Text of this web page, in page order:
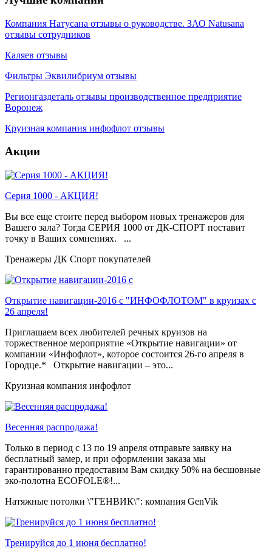
Компания Натусана отзывы о руководстве. ЗАО Natusana
отзывы сотрудников
Каляев отзывы
Фильтры Эквилибриум отзывы
Регионгаздеталь отзывы производственное предприятие
Воронеж
Круизная компания инфофлот отзывы
Акции
Серия 1000 - АКЦИЯ!
Вы все еще стоите перед выбором новых тренажеров для
Вашего зала? Тогда СЕРИЯ 1000 от ДК-СПОРТ поставит
точку в Ваших сомнениях. ...
Тренажеры ДК Спорт покупателей
Открытие навигации-2016 с "ИНФОФЛОТОМ" в круизах с
26 апреля!
Приглашаем всех любителей речных круизов на
торжественное мероприятие «Открытие навигации» от
компании «Инфофлот», которое состоится 26-го апреля в
Городце.* Открытие навигации – это...
Круизная компания инфофлот
Весенняя распродажа!
Только в период c 13 по 19 апреля отправьте заявку на
бесплатный замер, и при оформлении заказа мы
гарантированно предоставим Вам скидку 50% на бесшовные
эко-полотна ECOFOLE®!...
Натяжные потолки \"ГЕНВИК\": компания GenVik
Тренируйся до 1 июня бесплатно!